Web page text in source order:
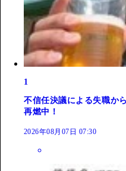
1
不信任決議による失職か
再燃中！
2026年08月07日 07:30